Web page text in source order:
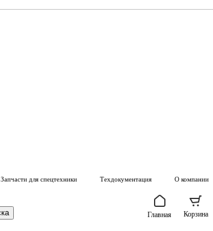
Запчасти для спецтехники Техдокументация О компании
Главная Корзина